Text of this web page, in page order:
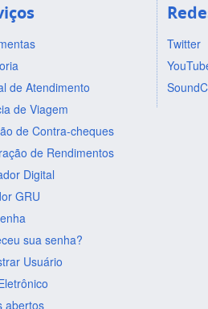
de Atendimento
de Viagem
de Contra-cheques
de Rendimentos
Digital
GRU
sua senha?
Usuário
abertos
Twitter